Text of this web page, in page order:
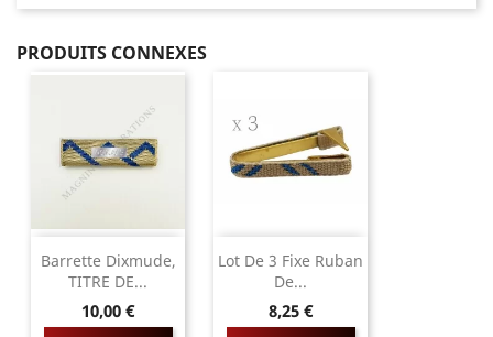
PRODUITS CONNEXES
Barrette Dixmude,
TITRE DE...
Prix
10,00 €
Lot De 3 Fixe Ruban
De...
Prix
8,25 €